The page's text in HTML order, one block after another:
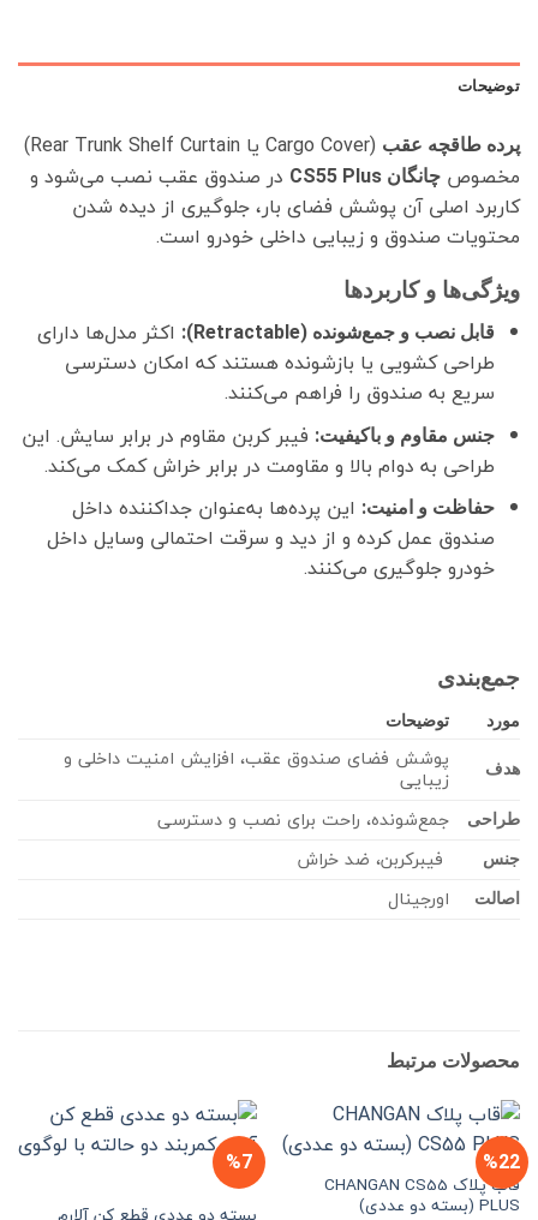
توضیحات
پرده طاقچه عقب
(Cargo Cover یا Rear Trunk Shelf Curtain)
مخصوص چانگان CS55 Plus
در صندوق عقب نصب می‌شود و
کاربرد اصلی آن پوشش فضای بار، جلوگیری از دیده شدن
محتویات صندوق و زیبایی داخلی خودرو است.
ویژگی‌ها و کاربردها
قابل نصب و جمع‌شونده (Retractable):
اکثر مدل‌ها دارای
طراحی کشویی یا بازشونده هستند که امکان دسترسی
سریع به صندوق را فراهم می‌کنند.
جنس مقاوم و باکیفیت: فیبر کربن مقاوم در برابر سایش. این
طراحی به دوام بالا و مقاومت در برابر خراش کمک می‌کند.
حفاظت و امنیت: این پرده‌ها به‌عنوان جداکننده داخل
صندوق عمل کرده و از دید و سرقت احتمالی وسایل داخل
خودرو جلوگیری می‌کنند.
جمع‌بندی
مورد توضیحات
هدف پوشش فضای صندوق عقب، افزایش امنیت داخلی و
زیبایی
طراحی جمع‌شونده، راحت برای نصب و دسترسی
جنس فیبرکربن، ضد خراش
اصالت اورجینال
محصولات مرتبط
%22
قاب پلاک CHANGAN CS55
PLUS (بسته دو عددی)
%7